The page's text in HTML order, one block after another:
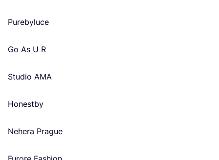
Pure­by­luce
Go As U R
Stu­dio AMA
Honest­by
Nehe­ra Prague